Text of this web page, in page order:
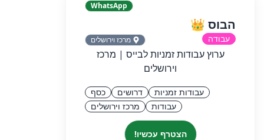
WhatsApp
הבוס 👑
עבודה מרכז וירושלים
ערוץ עבודות זמניות לבייס | מרכז
וירושלים
עבודות זמניות דרושים
כסף
עבודות
מרכז וירושלים
הצטרף עכשיו!